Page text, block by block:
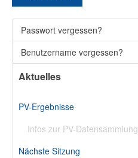
Passwort vergessen?
Benutzername vergessen?
Aktuelles
PV-Ergebnisse
Infos zur PV-Datensammlung
Nächste Sitzung